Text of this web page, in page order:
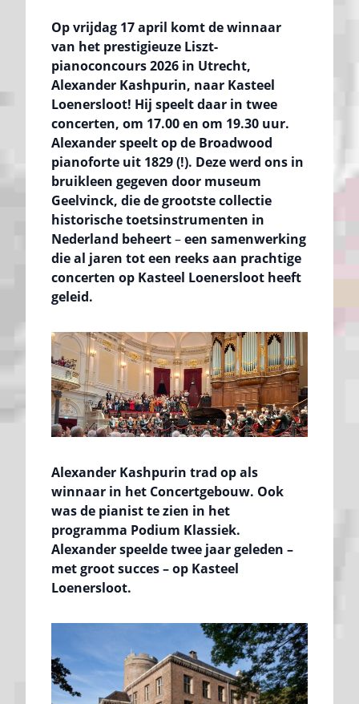
Op vrijdag 17 april komt de winnaar
van het prestigieuze Liszt-
pianoconcours 2026 in Utrecht,
Alexander Kashpurin, naar Kasteel
Loenersloot! Hij speelt daar in twee
concerten, om 17.00 en om 19.30 uur.
Alexander speelt op de Broadwood
pianoforte uit 1829 (!). Deze werd ons in
bruikleen gegeven door museum
Geelvinck, die de grootste collectie
historische toetsinstrumenten in
Nederland beheert–een samenwerking
die al jaren tot een reeks aan prachtige
concerten op Kasteel Loenersloot heeft
geleid.
Alexander Kashpurin trad op als
winnaar in het Concertgebouw. Ook
was de pianist te zien in het
programma Podium Klassiek.
Alexander speelde twee jaar geleden –
met groot succes – op Kasteel
Loenersloot.